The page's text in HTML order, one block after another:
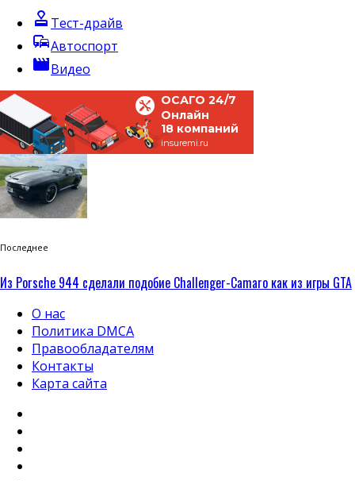
approval Тест-драйв
commuteАвтоспорт
movieВидео
ОСАГО 24/7
Онлайн
18 компаний
insuremi.ru
Последнее
Из Porsche 944 сделали подобие Challenger-Camaro как из игры GTA
О нас
Политика DMCA
Правообладателям
Контакты
Карта сайта